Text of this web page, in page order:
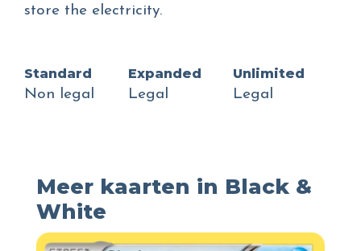
store the electricity.
Standard
Non legal
Expanded
Legal
Unlimited
Legal
Meer kaarten in Black &
White